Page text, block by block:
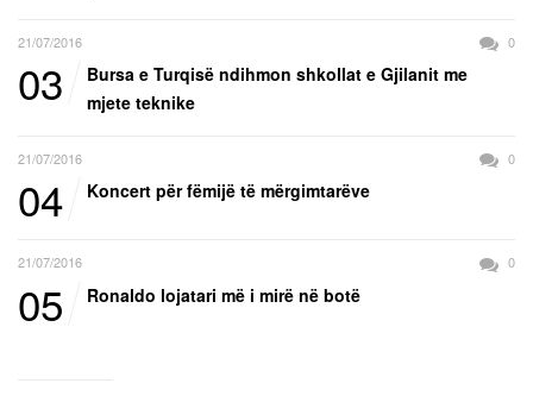
21/07/2016 0
03
Bursa e Turqisë ndihmon shkollat e Gjilanit me
mjete teknike
21/07/2016 0
04 Koncert për fëmijë të mërgimtarëve
21/07/2016 0
05 Ronaldo lojatari më i mirë në botë